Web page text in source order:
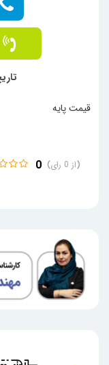
0 0
قیمت پایه